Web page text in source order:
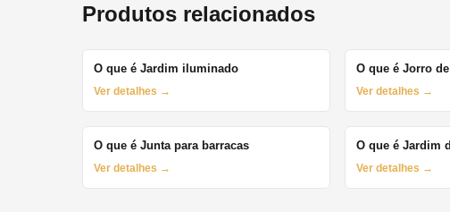
Produtos relacionados
O que é Jardim iluminado
Ver detalhes →
O que é Jorro
Ver detalhes →
O que é Junta para barracas
Ver detalhes →
O que é Jardim
Ver detalhes →